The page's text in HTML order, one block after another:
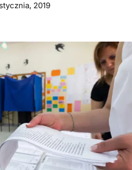
2019